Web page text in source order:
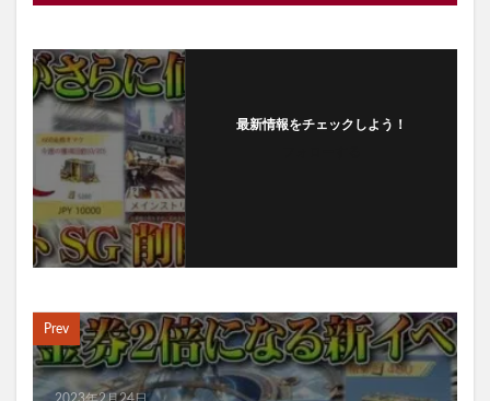
最新情報をチェックしよう！
Prev